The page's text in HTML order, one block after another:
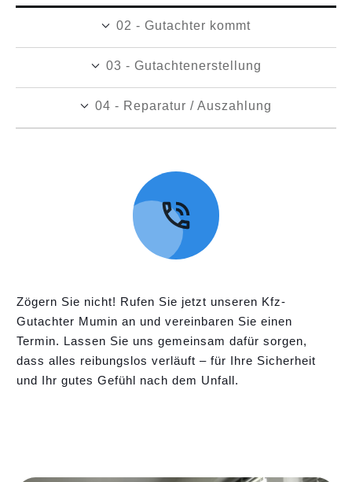
02 - Gutachter kommt
03 - Gutachtenerstellung
04 - Reparatur / Auszahlung
Zögern Sie nicht! Rufen Sie jetzt unseren Kfz-
Gutachter Mumin an und vereinbaren Sie einen
Termin. Lassen Sie uns gemeinsam dafür sorgen,
dass alles reibungslos verläuft – für Ihre Sicherheit
und Ihr gutes Gefühl nach dem Unfall.